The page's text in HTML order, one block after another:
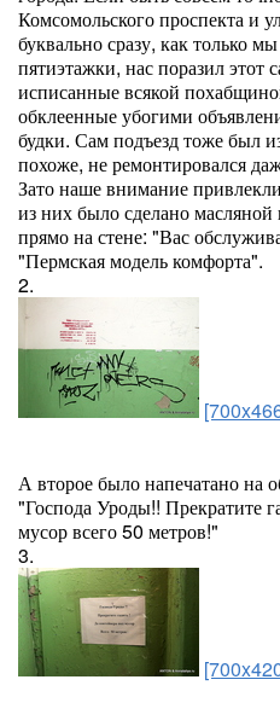
Комсомольского проспекта и
буквально сразу, как только
пятиэтажки, нас поразил этот
исписанные всякой
обклеенные убогими
будки. Сам подъезд тоже был
похоже, не ремонтировался
Зато наше внимание
из них было сделано масляной
прямо на стене: "Вас
"Пермская модель комфорта".
2.
А второе было напечатано на
"Господа Уроды!! Прекратите
мусор всего 50 метров!"
3.